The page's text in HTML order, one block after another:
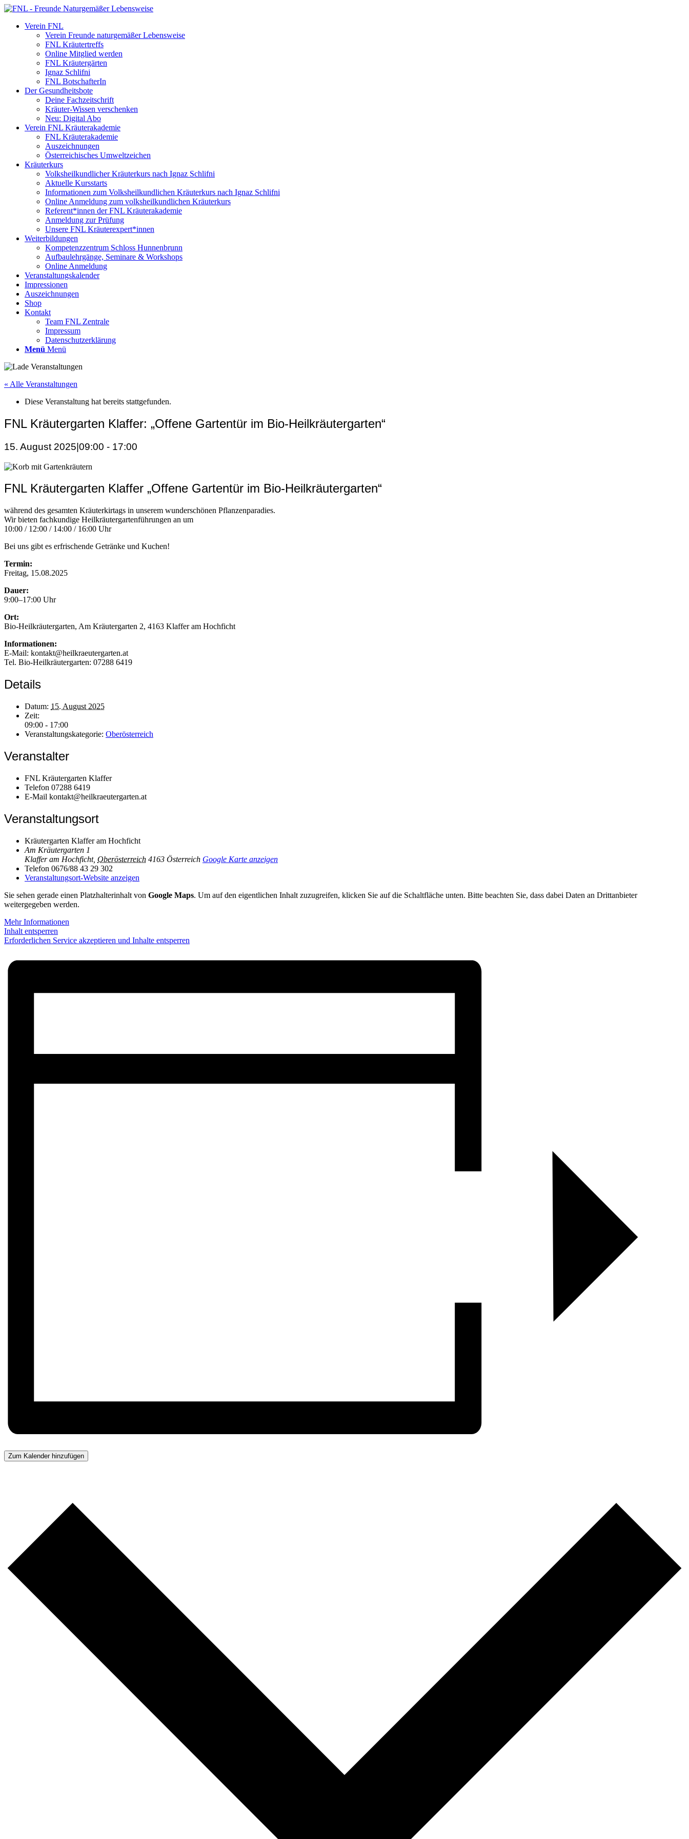
Verein FNL
Verein Freunde naturgemäßer Lebensweise
FNL Kräutertreffs
Online Mitglied werden
FNL Kräutergärten
Ignaz Schlifni
FNL BotschafterIn
Der Gesundheitsbote
Deine Fachzeitschrift
Kräuter-Wissen verschenken
Neu: Digital Abo
Verein FNL Kräuterakademie
FNL Kräuterakademie
Auszeichnungen
Österreichisches Umweltzeichen
Kräuterkurs
Volksheilkundlicher Kräuterkurs nach Ignaz Schlifni
Aktuelle Kursstarts
Informationen zum Volksheilkundlichen Kräuterkurs nach Ignaz Schlifni
Online Anmeldung zum volksheilkundlichen Kräuterkurs
Referent*innen der FNL Kräuterakademie
Anmeldung zur Prüfung
Unsere FNL Kräuterexpert*innen
Weiterbildungen
Kompetenzzentrum Schloss Hunnenbrunn
Aufbaulehrgänge, Seminare & Workshops
Online Anmeldung
Veranstaltungskalender
Impressionen
Auszeichnungen
Shop
Kontakt
Team FNL Zentrale
Impressum
Datenschutzerklärung
Menü Menü
« Alle Veranstaltungen
Diese Veranstaltung hat bereits stattgefunden.
FNL Kräutergarten Klaffer: „Offene Gartentür im Bio-Heilkräutergarten“
15. August 2025|09:00 - 17:00
FNL Kräutergarten Klaffer „Offene Gartentür im Bio-Heilkräutergarten“
während des gesamten Kräuterkirtags in unserem wunderschönen Pflanzenparadies.
Wir bieten fachkundige Heilkräutergartenführungen an um
10:00 / 12:00 / 14:00 / 16:00 Uhr
Bei uns gibt es erfrischende Getränke und Kuchen!
Termin:
Freitag, 15.08.2025
Dauer:
9:00–17:00 Uhr
Ort:
Bio-Heilkräutergarten, Am Kräutergarten 2, 4163 Klaffer am Hochficht
Informationen:
E-Mail: kontakt@heilkraeutergarten.at
Tel. Bio-Heilkräutergarten: 07288 6419
Details
Datum: 15. August 2025
Zeit:
09:00 - 17:00
Veranstaltungskategorie: Oberösterreich
Veranstalter
FNL Kräutergarten Klaffer
Telefon 07288 6419
E-Mail kontakt@heilkraeutergarten.at
Veranstaltungsort
Kräutergarten Klaffer am Hochficht
Am Kräutergarten 1
Klaffer am Hochficht, Oberösterreich 4163 Österreich Google Karte anzeigen
Telefon 0676/88 43 29 302
Veranstaltungsort-Website anzeigen
Sie sehen gerade einen Platzhalterinhalt von Google Maps. Um auf den eigentlichen Inhalt zuzugreifen, klicken Sie auf die Schaltfläche unten. Bitte beachten Sie, dass dabei Daten an Drittanbieter
weitergegeben werden.
Mehr Informationen
Inhalt entsperren
Erforderlichen Service akzeptieren und Inhalte entsperren
Zum Kalender hinzufügen